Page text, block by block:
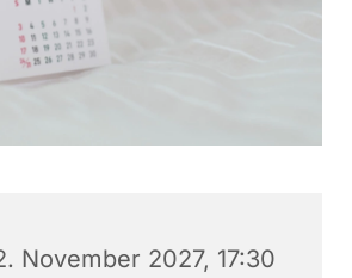
November 2027, 17:30